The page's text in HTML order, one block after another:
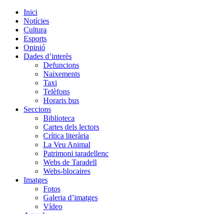
Inici
Notícies
Cultura
Esports
Opinió
Dades d’interès
Defuncions
Naixements
Taxi
Telèfons
Horaris bus
Seccions
Biblioteca
Cartes dels lectors
Crítica literària
La Veu Animal
Patrimoni taradellenc
Webs de Taradell
Webs-blocaires
Imatges
Fotos
Galeria d’imatges
Vídeo